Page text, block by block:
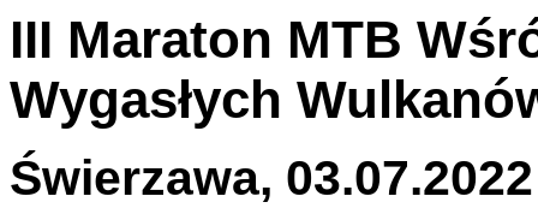
III Maraton MTB
Wygasłych
Świerzawa,